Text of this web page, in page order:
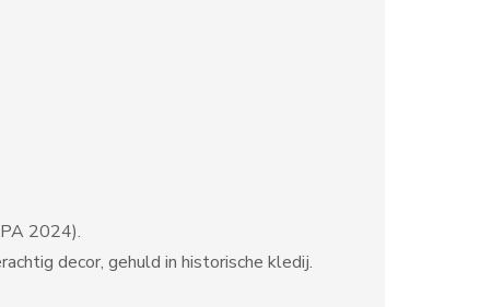
2024).
decor, gehuld in historische kledij.